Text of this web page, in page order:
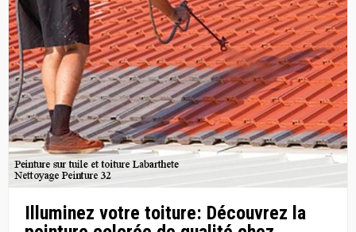
Illuminez votre toiture: Découvrez la